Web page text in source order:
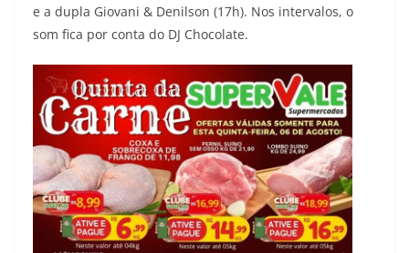
e a dupla Giovani & Denilson (17h). Nos intervalos, o
som fica por conta do DJ Chocolate.